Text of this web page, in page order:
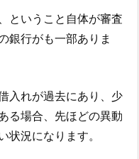
ということ自体が審査
銀行がも一部ありま
入れが過去にあり、少
る場合、先ほどの異動
状況になります。